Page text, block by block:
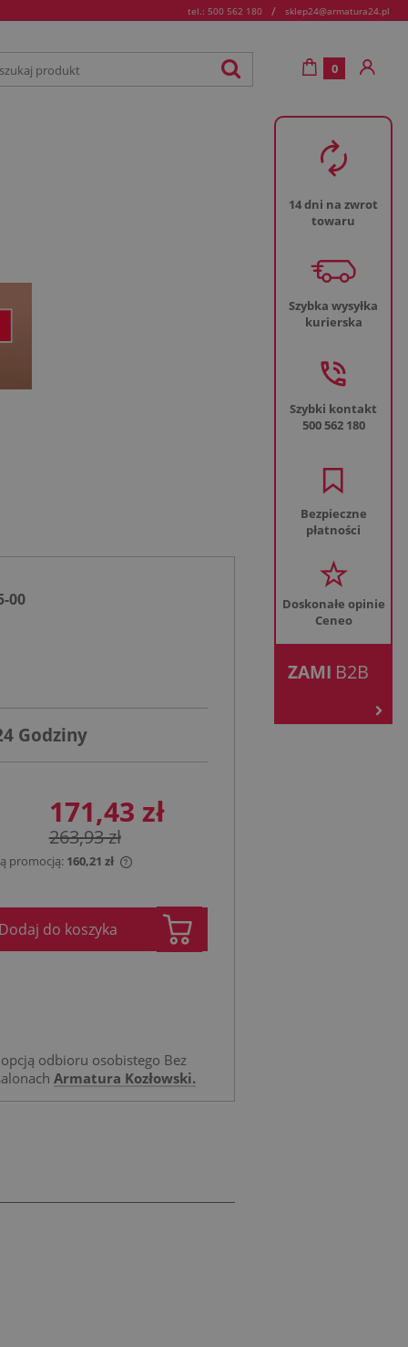
tel.: 500 562 180 / sklep24@armatura24.pl
0
00
Godziny
171,43 zł
263,93 zł
promocją: 160,21 zł
jest najniższa
kiedy produkt
Dodaj do koszyka
odbioru osobistego Bez
Armatura Kozłowski.
14 dni na zwrot
towaru
Szybka wysyłka
kurierska
Szybki kontakt
500 562 180
Bezpieczne
płatności
Doskonałe opinie
Ceneo
ZAMI B2B